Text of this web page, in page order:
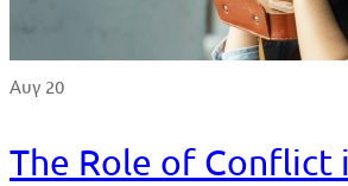
Αυγ 20
The Role of Conflict